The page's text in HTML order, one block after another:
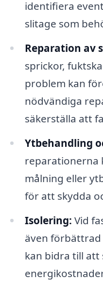
identifiera
slitage som
Reparation av
sprickor,
problem kan
nödvändiga
säkerställa att
Ytbehandling
reparationerna
målning eller
för att skydda
Isolering: Vid
även
kan bidra till att